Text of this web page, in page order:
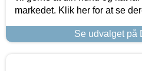
markedet. Klik her for at se
Se udvalget på